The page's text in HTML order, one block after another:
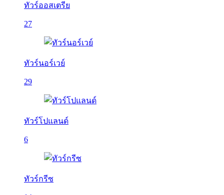
ทัวร์ออสเตรีย
27
ทัวร์นอร์เวย์
29
ทัวร์โปแลนด์
6
ทัวร์กรีซ